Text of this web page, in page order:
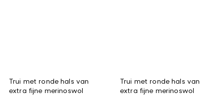
Trui met ronde hals van
extra fijne merinoswol
Trui met ronde hals van
extra fijne merinoswol